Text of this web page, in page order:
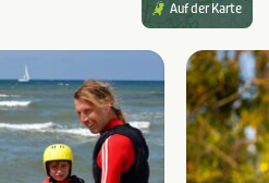
Dichtbij centrum
stad/plaats
Parkeerplaats bij
tent/caravan
Auf der Karte